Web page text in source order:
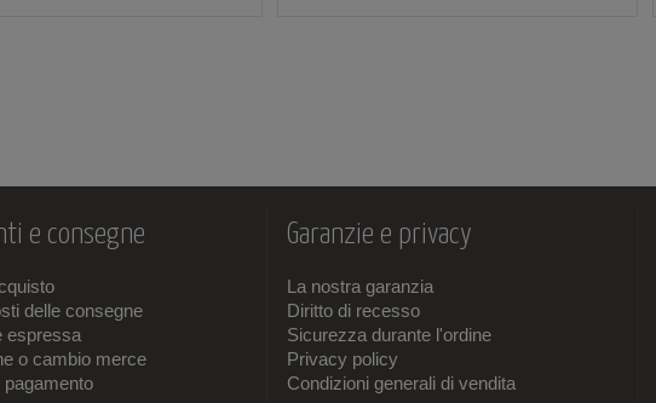
e consegne
delle consegne
espressa
o cambio merce
pagamento
Garanzie e privacy
La nostra garanzia
Diritto di recesso
Sicurezza durante l'ordine
Privacy policy
Condizioni generali di vendita